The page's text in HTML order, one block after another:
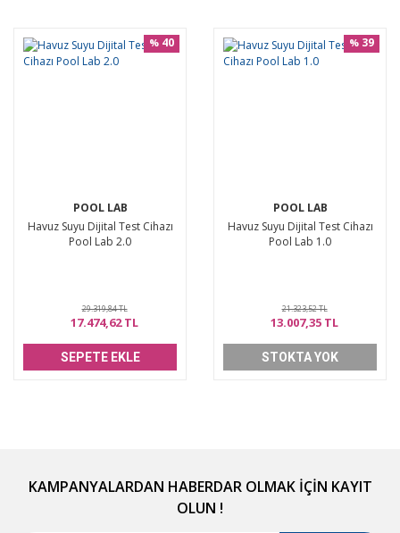
POOL LAB
Havuz Suyu Dijital Test Cihazı
Pool Lab 2.0
% 40
29.319,84 TL
17.474,62 TL
SEPETE EKLE
POOL LAB
Havuz Suyu Dijital Test Cihazı
Pool Lab 1.0
% 39
21.323,52 TL
13.007,35 TL
STOKTA YOK
KAMPANYALARDAN HABERDAR OLMAK İÇİN KAYIT
OLUN !